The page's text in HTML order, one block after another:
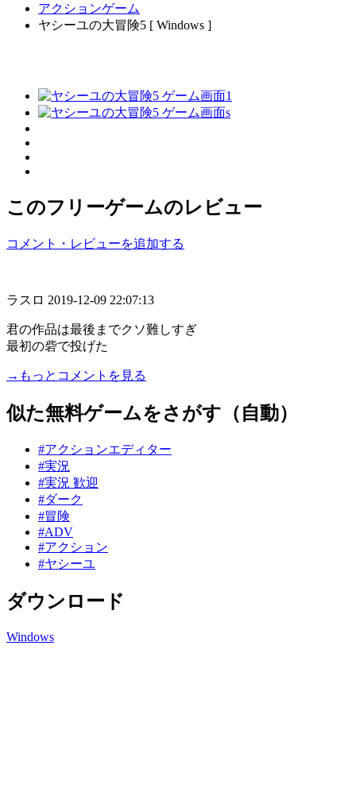
アクションゲーム
ヤシーユの大冒険5 [ Windows ]
このフリーゲームのレビュー
コメント・レビューを追加する
ラスロ 2019-12-09 22:07:13
君の作品は最後までクソ難しすぎ
最初の砦で投げた
→もっとコメントを見る
似た無料ゲームをさがす（自動）
#アクションエディター
#実況
#実況 歓迎
#ダーク
#冒険
#ADV
#アクション
#ヤシーユ
ダウンロード
Windows